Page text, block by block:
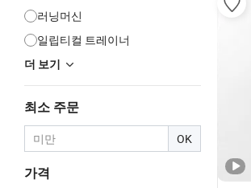
러닝머신
일립티컬 트레이너
더 보기
최소 주문
OK
가격